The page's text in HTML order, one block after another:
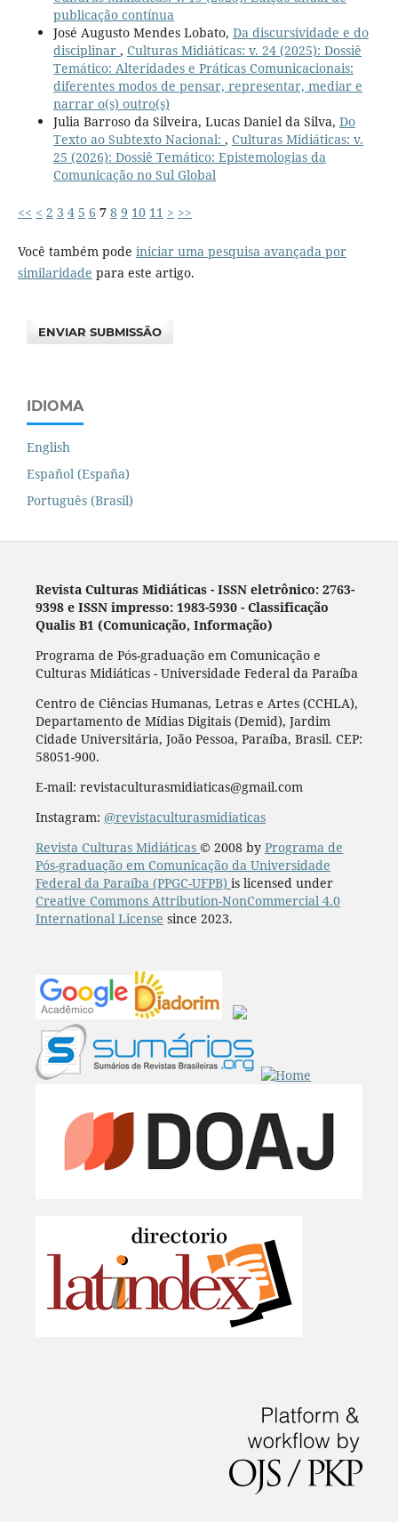
publicação contínua
José Augusto Mendes Lobato, Da discursividade e do
disciplinar , Culturas Midiáticas: v. 24 (2025): Dossiê
Temático: Alteridades e Práticas Comunicacionais:
diferentes modos de pensar, representar, mediar e
narrar o(s) outro(s)
Julia Barroso da Silveira, Lucas Daniel da Silva, Do
Texto ao Subtexto Nacional: , Culturas Midiáticas: v.
25 (2026): Dossiê Temático: Epistemologias da
Comunicação no Sul Global
<< < 2 3 4 5 6 7 8 9 10 11 > >>
Você também pode iniciar uma pesquisa avançada por
similaridade para este artigo.
ENVIAR SUBMISSÃO
IDIOMA
English
Español (España)
Português (Brasil)
Revista Culturas Midiáticas - ISSN eletrônico: 2763-
9398 e ISSN impresso: 1983-5930 - Classificação
Qualis B1 (Comunicação, Informação)
Programa de Pós-graduação em Comunicação e
Culturas Midiáticas - Universidade Federal da Paraíba
Centro de Ciências Humanas, Letras e Artes (CCHLA),
Departamento de Mídias Digitais (Demid), Jardim
Cidade Universitária, João Pessoa, Paraíba, Brasil. CEP:
58051-900.
E-mail: revistaculturasmidiaticas@gmail.com
Instagram: @revistaculturasmidiaticas
Revista Culturas Midiáticas © 2008 by Programa de
Pós-graduação em Comunicação da Universidade
Federal da Paraíba (PPGC-UFPB) is licensed under
Creative Commons Attribution-NonCommercial 4.0
International License since 2023.